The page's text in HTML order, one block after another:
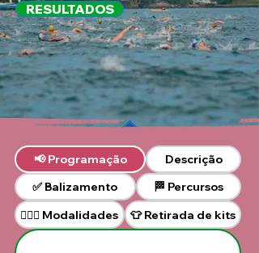
RESULTADOS
📢 Programação
Descrição
✅ Balizamento
🏁 Percursos
🏊🏻‍♀️ Modalidades
👕 Retirada de kits